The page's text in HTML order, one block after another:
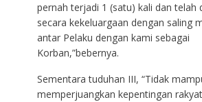
pernah terjadi 1 (satu) kali dan telah
secara kekeluargaan dengan saling
antar Pelaku dengan kami sebagai
Korban,”bebernya.
Sementara tuduhan III, “Tidak
memperjuangkan kepentingan